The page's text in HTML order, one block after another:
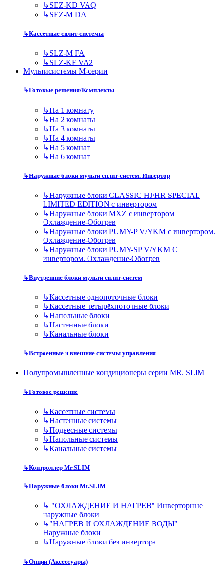
↳SEZ-KD VAQ
↳SEZ-M DA
↳Кассетные сплит-системы
↳SLZ-M FA
↳SLZ-KF VA2
Мультисистемы M-серии
↳Готовые решения/Комплекты
↳На 1 комнату
↳На 2 комнаты
↳На 3 комнаты
↳На 4 комнаты
↳На 5 комнат
↳На 6 комнат
↳Наружные блоки мульти сплит-систем. Инвертор
↳Наружные блоки CLASSIC HJ/HR SPECIAL
LIMITED EDITION с инвертором
↳Наружные блоки MXZ с инвертором.
Охлаждение-Обогрев
↳Наружные блоки PUMY-P V/YKM с инвертором.
Охлаждение-Обогрев
↳Наружные блоки PUMY-SP V/YKM С
инвертором. Охлаждение-Обогрев
↳Внутренние блоки мульти сплит-систем
↳Кассетные однопоточные блоки
↳Кассетные четырёхпоточные блоки
↳Напольные блоки
↳Настенные блоки
↳Канальные блоки
↳Встроенные и внешние системы управления
Полупромышленные кондиционеры серии MR. SLIM
↳Готовое решение
↳Кассетные системы
↳Настенные системы
↳Подвесные системы
↳Напольные системы
↳Канальные системы
↳Контроллер Mr.SLIM
↳Наружные блоки Mr.SLIM
↳ "ОХЛАЖДЕНИЕ И НАГРЕВ" Инверторные
наружные блоки
↳"НАГРЕВ И ОХЛАЖДЕНИЕ ВОДЫ"
Наружные блоки
↳Наружные блоки без инвертора
↳Опции (Аксессуары)